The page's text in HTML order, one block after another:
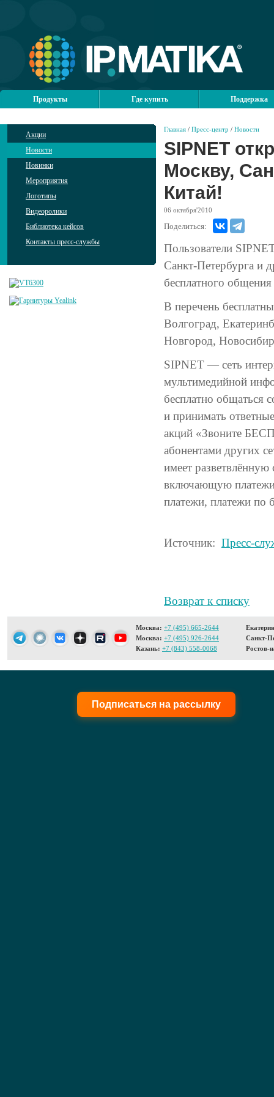
Продукты Где купить Поддержка
Акции
Новости
Новинки
Мероприятия
Логотипы
Видеоролики
Библиотека кейсов
Контакты пресс-службы
Главная / Пресс-центр / Новости
SIPNET
Москву,
Китай!
06 октября'2010
Поделиться:
Пользователи
Санкт-Петербурга и
бесплатного
В перечень
Волгоград,
Новгород,
SIPNET — сеть
мультимедийной
бесплатно общаться
и принимать
акций «Звоните
абонентами других
имеет
включающую платежи
платежи, платежи по
Источник: Пресс-
Возврат к списку
Москва: +7 (495) 665-2644
Москва: +7 (495) 926-2644
Казань: +7 (843) 558-0068
Санкт-
Ростов-
Подписаться на рассылку